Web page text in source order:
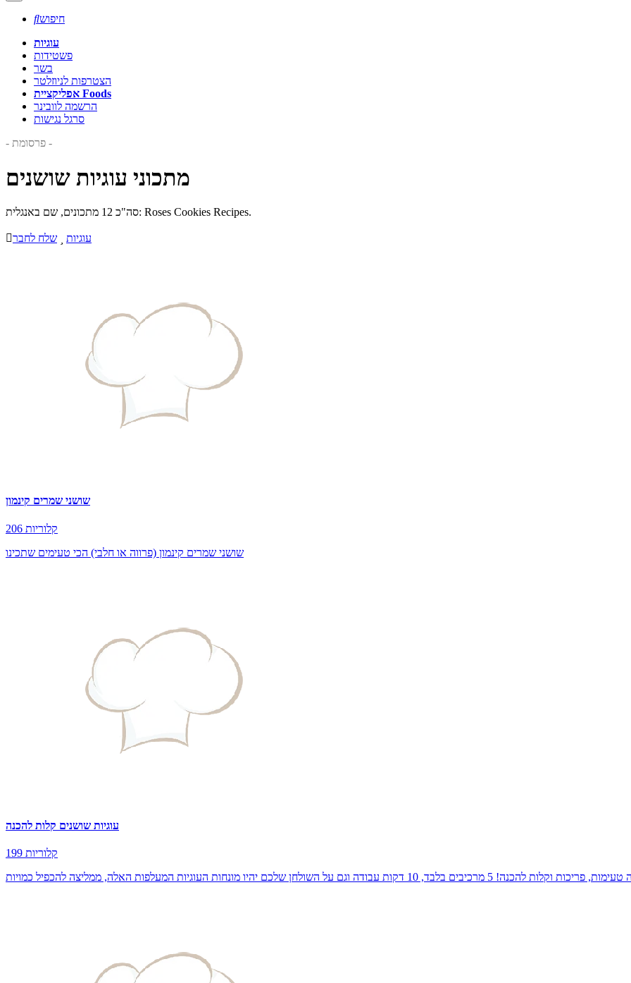
חיפוש
עוגיות
פשטידות
בשר
הצטרפות לניוזלטר
אפליקציית Foods
הרשמה לוובינר
סרגל נגישות
- פרסומת -
מתכוני עוגיות שושנים
סה"כ 12 מתכונים, שם באנגלית: Roses Cookies Recipes.
שלח לחבר עוגיות
שושני שמרים קינמון
206 קלוריות
שושני שמרים קינמון (פרווה או חלבי) הכי טעימים שתכינו
עוגיות שושנים קלות להכנה
199 קלוריות
עבודה וגם על השולחן שלכם יהיו מונחות העוגיות המעלפות האלה, ממליצה להכפיל כמויות